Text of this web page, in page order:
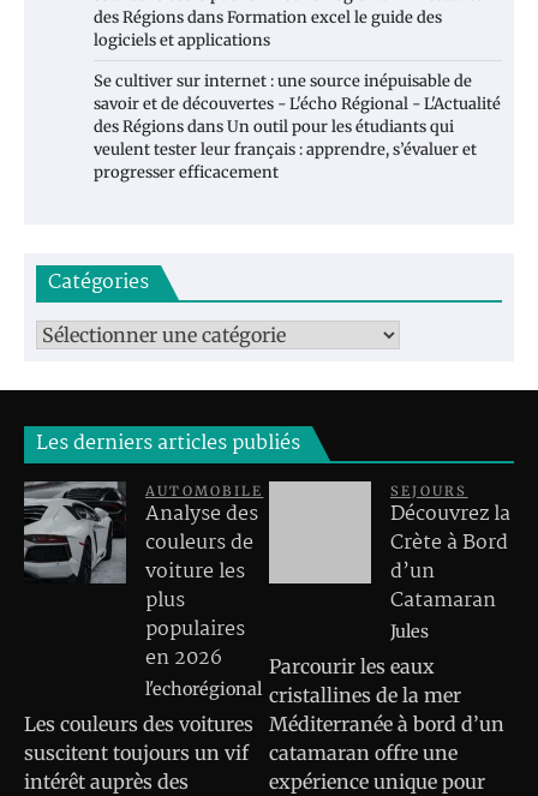
des RégionsdansFormation excel le guide des
logiciels et applications
Se cultiver sur internet : une source inépuisable de
savoir et de découvertes - L'écho Régional - L'Actualité
des RégionsdansUn outil pour les étudiants qui
veulent tester leur français : apprendre, s’évaluer et
progresser efficacement
Catégories
Catégories
Les derniers articles publiés
AUTOMOBILE
Analyse des
couleurs de
voiture les
plus
populaires
en 2026
l'echorégional
Les couleurs des voitures
suscitent toujours un vif
intérêt auprès des
SEJOURS
Découvrez la
Crète à Bord
d’un
Catamaran
Jules
Parcourir les eaux
cristallines de la mer
Méditerranée à bord d’un
catamaran offre une
expérience unique pour